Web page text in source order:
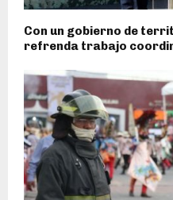
Con un gobierno de
refrenda trabajo